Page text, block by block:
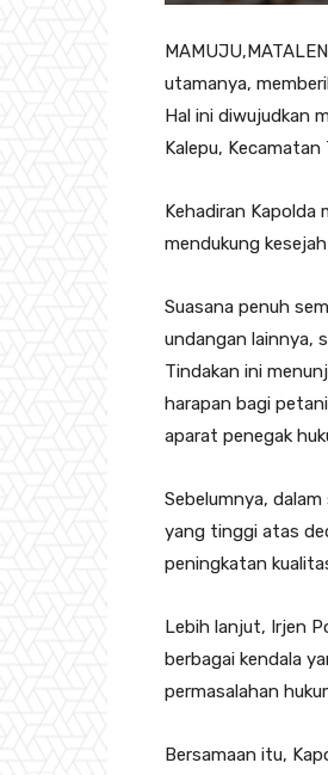
utamanya,
Hal ini diwujudkan
Kalepu,
Kehadiran Kapolda
mendukung
Suasana penuh
undangan lainnya,
Tindakan ini
harapan bagi
aparat penegak
Sebelumnya,
yang tinggi atas
peningkatan
Lebih lanjut, Irjen
berbagai kendala
permasalahan
Bersamaan itu,